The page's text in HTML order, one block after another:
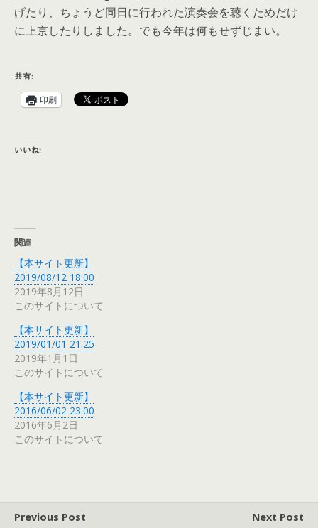
げたり、ちょうど同日に行われた演奏会を聴くためだけ
に上京したりしました。でも今年は何もせずじまい。
共有:
印刷
いいね:
関連
【本サイト更新】
2019/08/12 18:00
2019年8月12日
このサイトについて
【本サイト更新】
2019/01/01 21:25
2019年1月1日
このサイトについて
【本サイト更新】
2016/06/02 23:00
2016年6月2日
このサイトについて
Previous Post
Next Post